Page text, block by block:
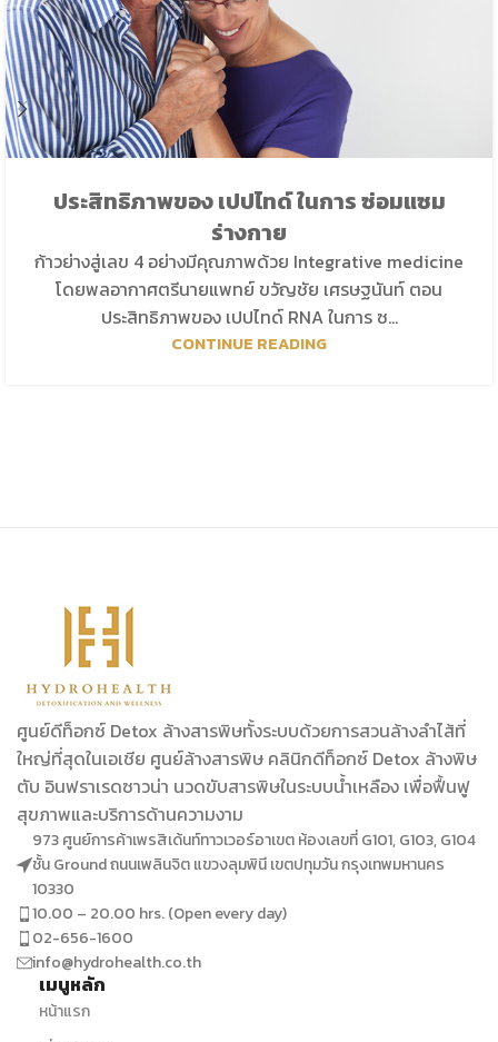
ประสิทธิภาพของ เปปไทด์ ในการ ซ่อมแซม
ร่างกาย
ก้าวย่างสู่เลข 4 อย่างมีคุณภาพด้วย Integrative medicine
โดยพลอากาศตรีนายแพทย์ ขวัญชัย เศรษฐนันท์ ตอน
ประสิทธิภาพของ เปปไทด์ RNA ในการ ซ...
CONTINUE READING
ศูนย์ดีท็อกซ์ Detox ล้างสารพิษทั้งระบบด้วยการสวนล้างลำไส้ที่
ใหญ่ที่สุดในเอเชีย ศูนย์ล้างสารพิษ คลินิกดีท็อกซ์ Detox ล้างพิษ
ตับ อินฟราเรดซาวน่า นวดขับสารพิษในระบบน้ำเหลือง เพื่อฟื้นฟู
สุขภาพและบริการด้านความงาม
973 ศูนย์การค้าเพรสิเด้นท์ทาวเวอร์อาเขต ห้องเลขที่ G101, G103, G104
ชั้น Ground ถนนเพลินจิต แขวงลุมพินี เขตปทุมวัน กรุงเทพมหานคร
10330
10.00 – 20.00 hrs. (Open every day)
02-656-1600
info@hydrohealth.co.th
เมนูหลัก
หน้าแรก